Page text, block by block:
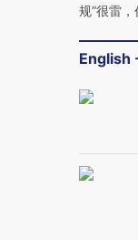
规”很雷
English